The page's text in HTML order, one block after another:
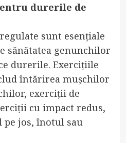
durerile de
sunt esențiale
sănătatea genunchilor
durerile. Exercițiile
întărirea mușchilor
exerciții de
cu impact redus,
jos, înotul sau